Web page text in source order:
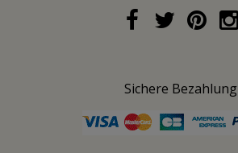
Sichere Bezahlung